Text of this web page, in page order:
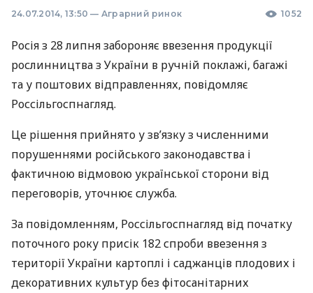
24.07.2014, 13:50 — Аграрний ринок 1052
Росія з 28 липня забороняє ввезення продукції
рослинництва з України в ручній поклажі, багажі
та у поштових відправленнях, повідомляє
Россільгоспнагляд.
Це рішення прийнято у зв’язку з численними
порушеннями російського законодавства і
фактичною відмовою української сторони від
переговорів, уточнює служба.
За повідомленням, Россільгоспнагляд від початку
поточного року присік 182 спроби ввезення з
території України картоплі і саджанців плодових і
декоративних культур без фітосанітарних